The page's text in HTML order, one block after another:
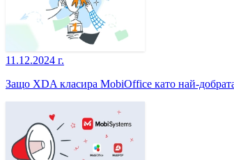
11.12.2024 г.
Защо XDA класира MobiOffice като най-